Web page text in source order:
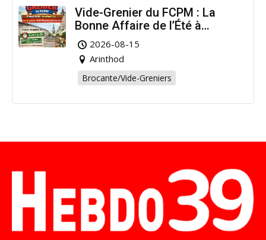
Vide-Grenier du FCPM : La
Bonne Affaire de l’Été à
Arinthod !
2026-08-15
Arinthod
Brocante/Vide-Greniers